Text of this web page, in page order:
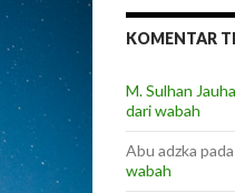
KOMENTAR
M. Sulhan
dari wabah
Abu adzka pada
wabah